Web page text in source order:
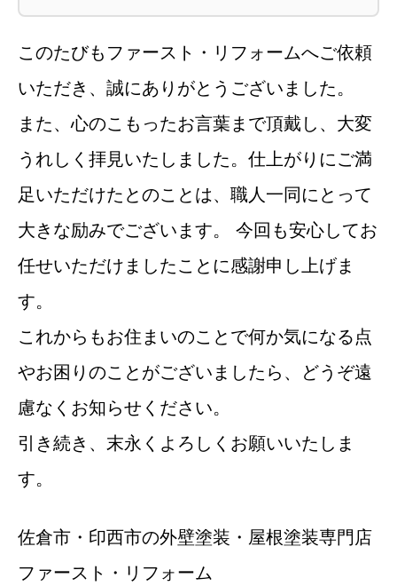
このたびもファースト・リフォームへご依頼
いただき、誠にありがとうございました。
また、心のこもったお言葉まで頂戴し、大変
うれしく拝見いたしました。仕上がりにご満
足いただけたとのことは、職人一同にとって
大きな励みでございます。 今回も安心してお
任せいただけましたことに感謝申し上げま
す。
これからもお住まいのことで何か気になる点
やお困りのことがございましたら、どうぞ遠
慮なくお知らせください。
引き続き、末永くよろしくお願いいたしま
す。
佐倉市・印西市の外壁塗装・屋根塗装専門店
ファースト・リフォーム